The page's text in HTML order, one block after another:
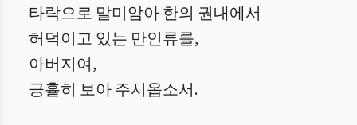
타락으로 말미암아 한의 권내에서
허덕이고 있는 만인류를,
아버지여,
긍휼히 보아 주시옵소서.